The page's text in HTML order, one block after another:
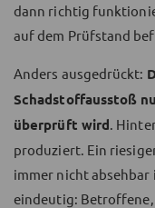
dann richtig
auf dem Prüfstand
Anders ausgedrückt:
Schadstoffausstoß
überprüft wird.
produziert. Ein
immer nicht absehbar
eindeutig: